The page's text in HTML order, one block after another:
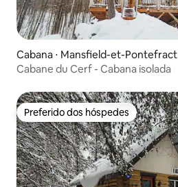
Cabana ⋅ Mansfield-et-Pontefract
Cabane du Cerf - Cabana isolada
Preferido dos hóspedes
Preferido dos hóspedes